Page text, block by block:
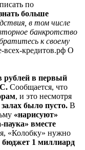
по
больше
в том числе
банкротство
к своему
всех-кредитов.рф О
рублей в первый
Сообщается, что
, и это несмотря
было пусто. В
«нарисуют»
вместе
«Колобку» нужно
бюджет 1 миллиард